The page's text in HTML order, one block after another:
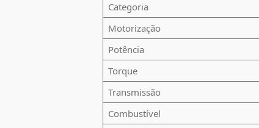
Categoria
Motorização
Potência
Torque
Transmissão
Combustível